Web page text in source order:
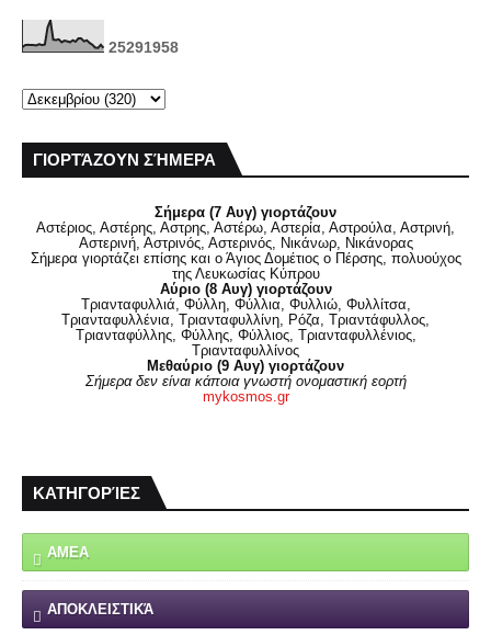
25291958
ΓΙΟΡΤΆΖΟΥΝ ΣΉΜΕΡΑ
Σήμερα (7 Αυγ) γιορτάζουν
Αστέριος, Αστέρης, Αστρης, Αστέρω, Αστερία, Αστρούλα, Αστρινή,
Αστερινή, Αστρινός, Αστερινός, Νικάνωρ, Νικάνορας
Σήμερα γιορτάζει επίσης και ο Άγιος Δομέτιος ο Πέρσης, πολυούχος
της Λευκωσίας Κύπρου
Αύριο (8 Αυγ) γιορτάζουν
Τριανταφυλλιά, Φύλλη, Φύλλια, Φυλλιώ, Φυλλίτσα,
Τριανταφυλλένια, Τριανταφυλλίνη, Ρόζα, Τριαντάφυλλος,
Τριανταφύλλης, Φύλλης, Φύλλιος, Τριανταφυλλένιος,
Τριανταφυλλίνος
Μεθαύριο (9 Αυγ) γιορτάζουν
Σήμερα δεν είναι κάποια γνωστή ονομαστική εορτή
mykosmos.gr
ΚΑΤΗΓΟΡΊΕΣ
ΑΜΕΑ
ΑΠΟΚΛΕΙΣΤΙΚΆ